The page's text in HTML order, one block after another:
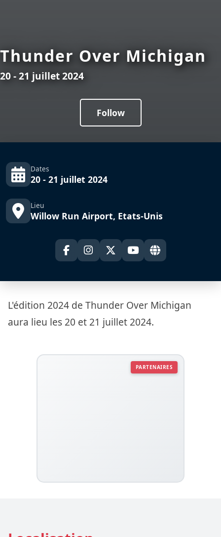
Thunder Over Michigan
20 - 21 juillet 2024
Follow
Dates
20 - 21 juillet 2024
Lieu
Willow Run Airport, Etats-Unis
L'édition 2024 de Thunder Over Michigan
aura lieu les 20 et 21 juillet 2024.
PARTENAIRES